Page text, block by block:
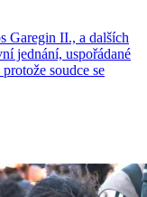
Garegin II., a dalších
jednání, uspořádané
soudce se